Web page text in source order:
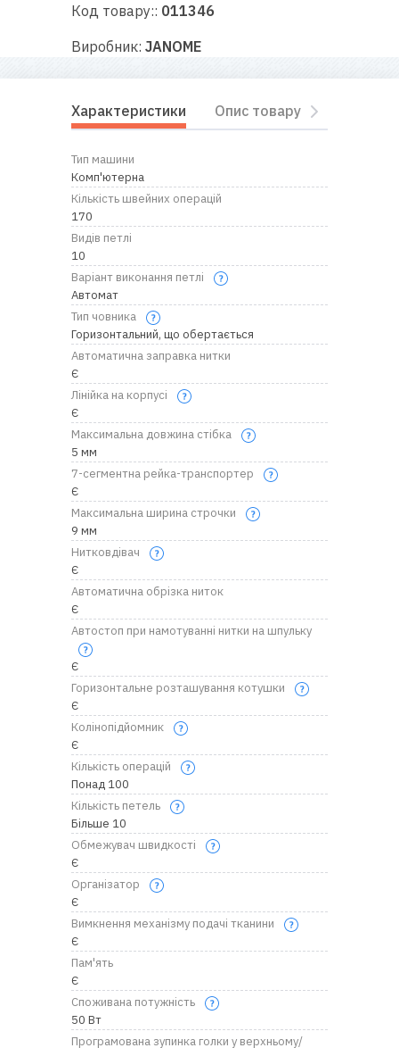
Код товару:: 011346
Виробник: JANOME
Характеристики Опис товару
Тип машини
Комп'ютерна
Кількість швейних операцій
170
Видів петлі
10
Варіант виконання петлі
Автомат
Тип човника
Горизонтальний, що обертається
Автоматична заправка нитки
Є
Лінійка на корпусі
Є
Максимальна довжина стібка
5 мм
7-сегментна рейка-транспортер
Є
Максимальна ширина строчки
9 мм
Нитковдівач
Є
Автоматична обрізка ниток
Є
Автостоп при намотуванні нитки на шпульку
Є
Горизонтальне розташування котушки
Є
Колінопідйомник
Є
Кількість операцій
Понад 100
Кількість петель
Більше 10
Обмежувач швидкості
Є
Організатор
Є
Вимкнення механізму подачі тканини
Є
Пам'ять
Є
Споживана потужність
50 Вт
Програмована зупинка голки у верхньому/